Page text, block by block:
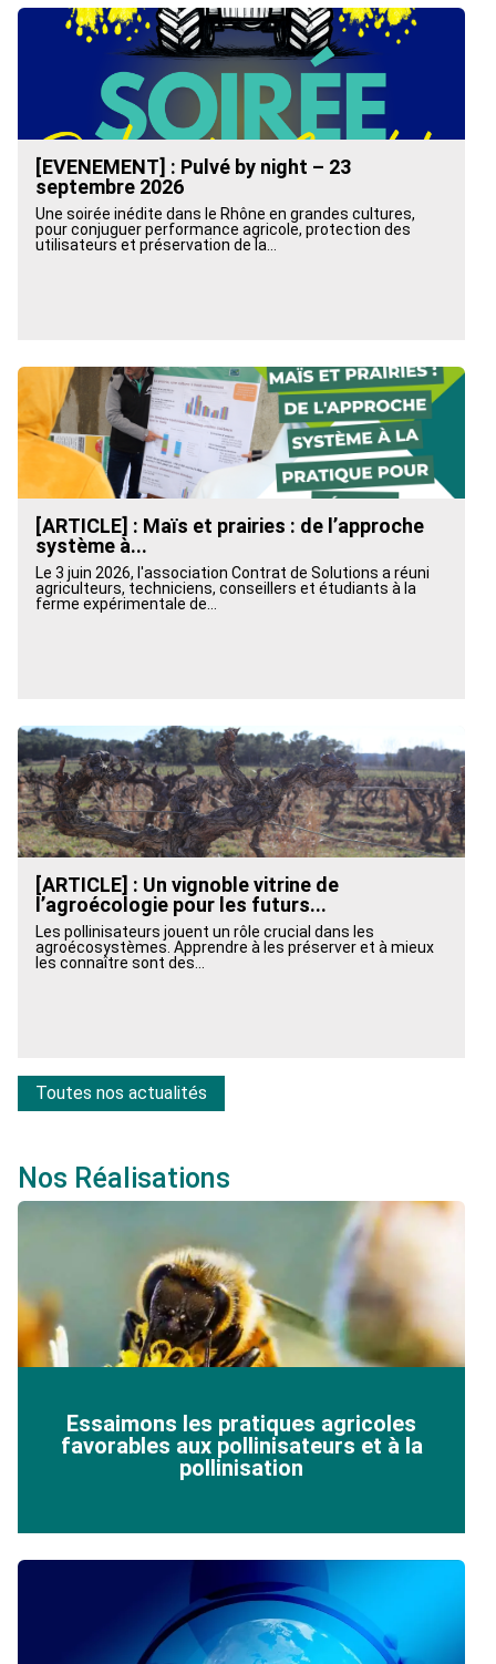
[EVENEMENT] : Pulvé by night – 23
septembre 2026
Une soirée inédite dans le Rhône en grandes cultures,
pour conjuguer performance agricole, protection des
utilisateurs et préservation de la...
[ARTICLE] : Maïs et prairies : de l’approche
système à...
Le 3 juin 2026, l'association Contrat de Solutions a réuni
agriculteurs, techniciens, conseillers et étudiants à la
ferme expérimentale de...
[ARTICLE] : Un vignoble vitrine de
l’agroécologie pour les futurs...
Les pollinisateurs jouent un rôle crucial dans les
agroécosystèmes. Apprendre à les préserver et à mieux
les connaître sont des...
Toutes nos actualités
Nos Réalisations
Essaimons les pratiques agricoles
favorables aux pollinisateurs et à la
pollinisation